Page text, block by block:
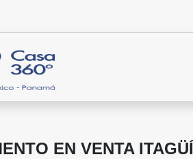
EN VENTA ITAGÜÍ